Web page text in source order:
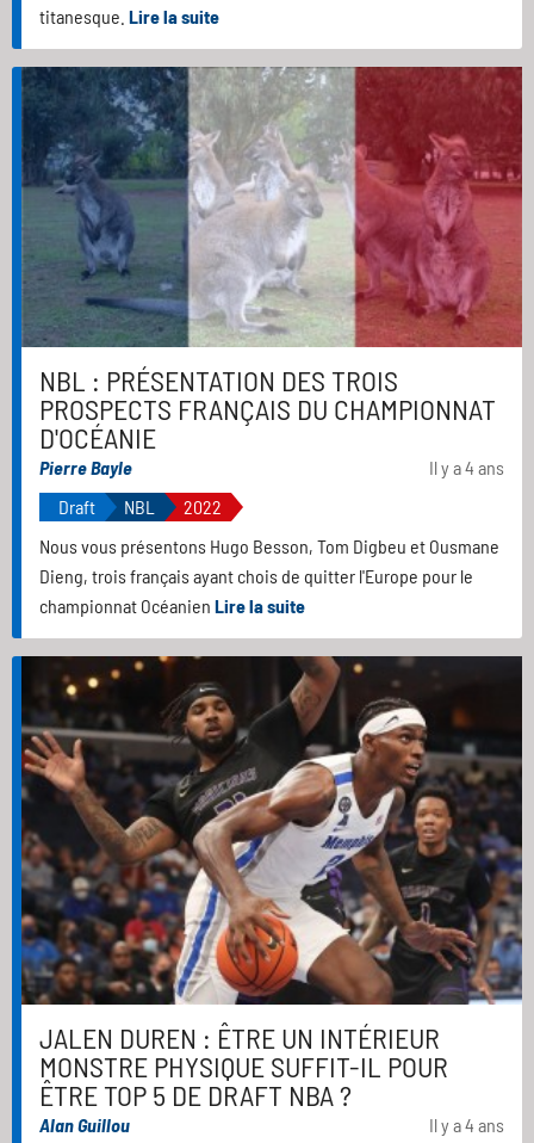
titanesque. Lire la suite
NBL : PRÉSENTATION DES TROIS
PROSPECTS FRANÇAIS DU CHAMPIONNAT
D'OCÉANIE
Pierre Bayle
Il y a 4 ans
Draft
NBL
2022
Nous vous présentons Hugo Besson, Tom Digbeu et Ousmane
Dieng, trois français ayant chois de quitter l'Europe pour le
championnat Océanien Lire la suite
JALEN DUREN : ÊTRE UN INTÉRIEUR
MONSTRE PHYSIQUE SUFFIT-IL POUR
ÊTRE TOP 5 DE DRAFT NBA ?
Alan Guillou
Il y a 4 ans